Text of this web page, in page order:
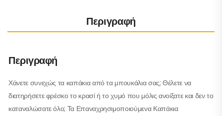
Περιγραφή
Περιγραφή
Χάνετε συνεχώς τα καπάκια από τα μπουκάλια σας; Θέλετε να
διατηρήσετε φρέσκο το κρασί ή το χυμό που μόλις ανοίξατε και δεν το
καταναλώσατε όλο; Τα Επαναχρησιμοποιούμενα Καπάκια